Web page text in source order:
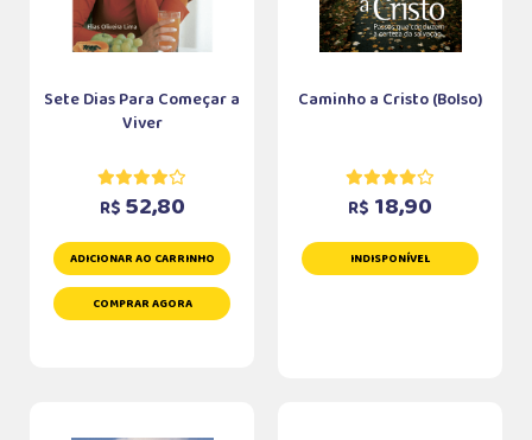
Sete Dias Para Começar a
Viver
R$ 52,80
ADICIONAR AO CARRINHO
COMPRAR AGORA
Caminho a Cristo (Bolso)
R$ 18,90
INDISPONÍVEL